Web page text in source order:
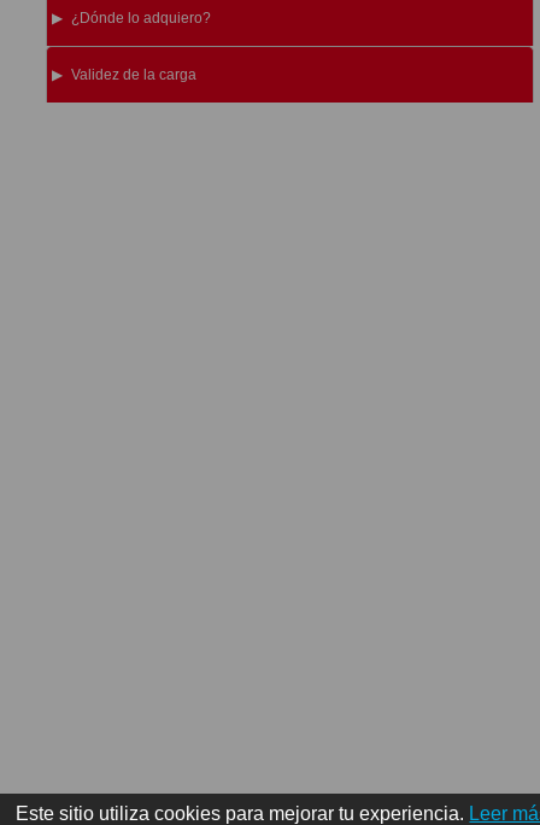
Este sitio utiliza cookies para mejorar tu experiencia. Leer
¿Dónde lo adquiero?
Validez de la carga